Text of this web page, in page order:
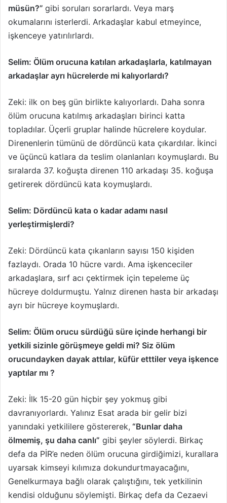
müsün?” gibi soruları sorarlardı. Veya marş
okumalarını isterlerdi. Arkadaşlar kabul etmeyince,
işkenceye yatırılırlardı.
Selim: Ölüm orucuna katılan arkadaşlarla, katılmayan
arkadaşlar ayrı hücrelerde mi kalıyorlardı?
Zeki: ilk on beş gün birlikte kalıyorlardı. Daha sonra
ölüm orucuna katılmış arkadaşları birinci katta
topladılar. Üçerli gruplar halinde hücrelere koydular.
Direnenlerin tümünü de dördüncü kata çıkardılar. İkinci
ve üçüncü katlara da teslim olanlanları koymuşlardı. Bu
sıralarda 37. koğuşta direnen 110 arkadaşı 35. koğuşa
getirerek dördüncü kata koymuşlardı.
Selim: Dördüncü kata o kadar adamı nasıl
yerleştirmişlerdi?
Zeki: Dördüncü kata çıkanların sayısı 150 kişiden
fazlaydı. Orada 10 hücre vardı. Ama işkenceciler
arkadaşlara, sırf acı çektirmek için tepeleme üç
hücreye doldurmuştu. Yalnız direnen hasta bir arkadaşı
ayrı bir hücreye koymuşlardı.
Selim: Ölüm orucu sürdüğü süre içinde herhangi bir
yetkili sizinle görüşmeye geldi mi? Siz ölüm
orucundayken dayak attılar, küfür etttiler veya işkence
yaptılar mı ?
Zeki: İlk 15-20 gün hiçbir şey yokmuş gibi
davranıyorlardı. Yalınız Esat arada bir gelir bizi
yanındaki yetkililere göstererek, “Bunlar daha
ölmemiş, şu daha canlı” gibi şeyler söylerdi. Birkaç
defa da PİR’e neden ölüm orucuna girdiğimizi, kurallara
uyarsak kimseyi kılımıza dokun­durtmayacağını,
Genelkurmaya bağlı olarak çalıştığını, tek yetkilinin
kendisi olduğunu söylemişti. Birkaç defa da Cezaevi